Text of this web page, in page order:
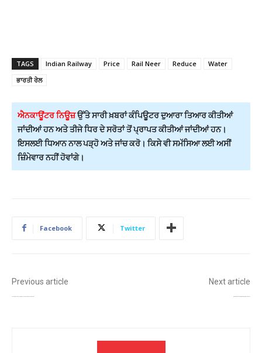
TAGS Indian Railway Price Rail Neer Reduce
Water
ਭਾਰਤੀ ਰੇਲ
ਐਨਕਾਊਂਟਰ ਨਿਊਜ਼ਉੱਤੇ ਸਾਰੀ ਖ਼ਬਰਾਂ ਕੰਪਿਊਟਰ ਦੁਆਰਾ ਤਿਆਰ ਕੀਤੀਆਂ
ਜਾਂਦੀਆਂ ਹਨ ਅਤੇ ਤੀਜੇ ਧਿਰ ਦੇ ਸਰੋਤਾਂ ਤੋਂ ਪ੍ਰਾਪਤ ਕੀਤੀਆਂ ਜਾਂਦੀਆਂ ਹਨ।
ਇਸਲਈ ਧਿਆਨ ਨਾਲ ਪੜ੍ਹੋ ਅਤੇ ਜਾਂਚ ਕਰੋ। ਕਿਸੇ ਵੀ ਸਮੱਸਿਆ ਲਈ ਅਸੀਂ
ਜ਼ਿੰਮੇਵਾਰ ਨਹੀਂ ਹੋਵਾਂਗੇ।
Facebook Twitter
Previous article Next article